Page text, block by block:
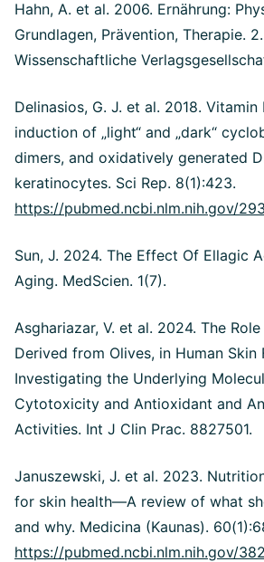
Hahn, A. et al. 2006. Ernährung:
Grundlagen, Prävention, Therapie.
Wissenschaftliche
Delinasios, G. J. et al. 2018.
induction of „light“ and „dark“
dimers, and oxidatively generated
keratinocytes. Sci Rep. 8(1):423.
https://pubmed.ncbi.nlm.nih.gov/
Sun, J. 2024. The Effect Of Ellagic
Aging. MedScien. 1(7).
Asghariazar, V. et al. 2024. The
Derived from Olives, in Human Skin
Investigating the Underlying
Cytotoxicity and Antioxidant and
Activities. Int J Clin Prac. 8827501.
Januszewski, J. et al. 2023.
for skin health—A review of what
and why. Medicina (Kaunas).
https://pubmed.ncbi.nlm.nih.gov/